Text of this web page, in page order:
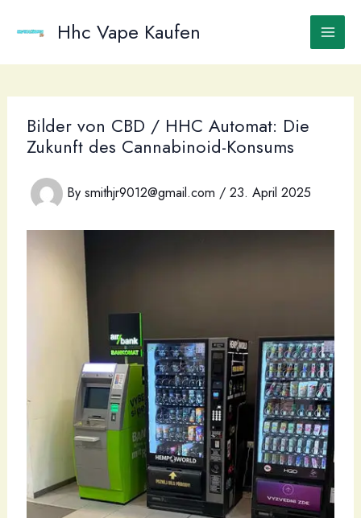
Hhc Vape Kaufen
Bilder von CBD / HHC Automat: Die
Zukunft des Cannabinoid-Konsums
By smithjr9012@gmail.com / 23. April 2025